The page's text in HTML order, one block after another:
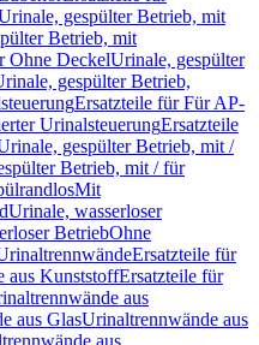
gespülter Betrieb, mit
Betrieb, mit
Ohne DeckelUrinale, gespülter
gespülter Betrieb,
Ersatzteile für Für AP-
UrinalsteuerungErsatzteile
gespülter Betrieb, mit /
Betrieb, mit / für
Mit
Urinale, wasserloser
BetriebOhne
Ersatzteile für
aus KunststoffErsatzteile für
aus
aus GlasUrinaltrennwände aus
aus